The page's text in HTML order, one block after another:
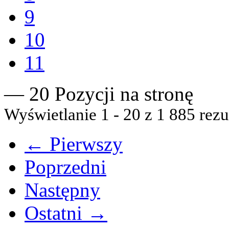
9
10
11
— 20 Pozycji na stronę
Wyświetlanie 1 - 20 z 1 885
← Pierwszy
Poprzedni
Następny
Ostatni →